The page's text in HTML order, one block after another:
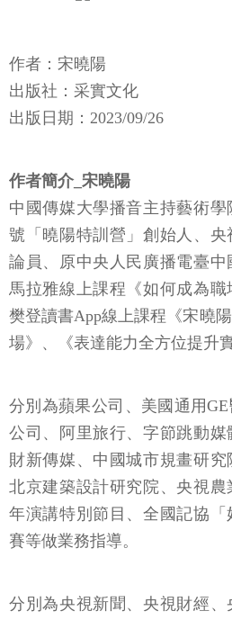
作者：宋曉陽
出版社：采實文化
出版日期：2023/09/26
作者簡介_宋曉陽
中國傳媒大學播音主持藝術
號「曉陽特訓營」創始人、
論員、原中央人民廣播電臺
馬拉雅線上課程《如何成為職
樊登讀書App線上課程《宋曉
場》、《表達能力全方位提升
分別為蘋果公司、美國通用
公司、阿里旅行、字節跳動媒
財新傳媒、中國城市規畫研究
北京建築設計研究院、央視
年演講特別節目、全國記協
賽等做業務指導。
分別為央視新聞、央視財經、